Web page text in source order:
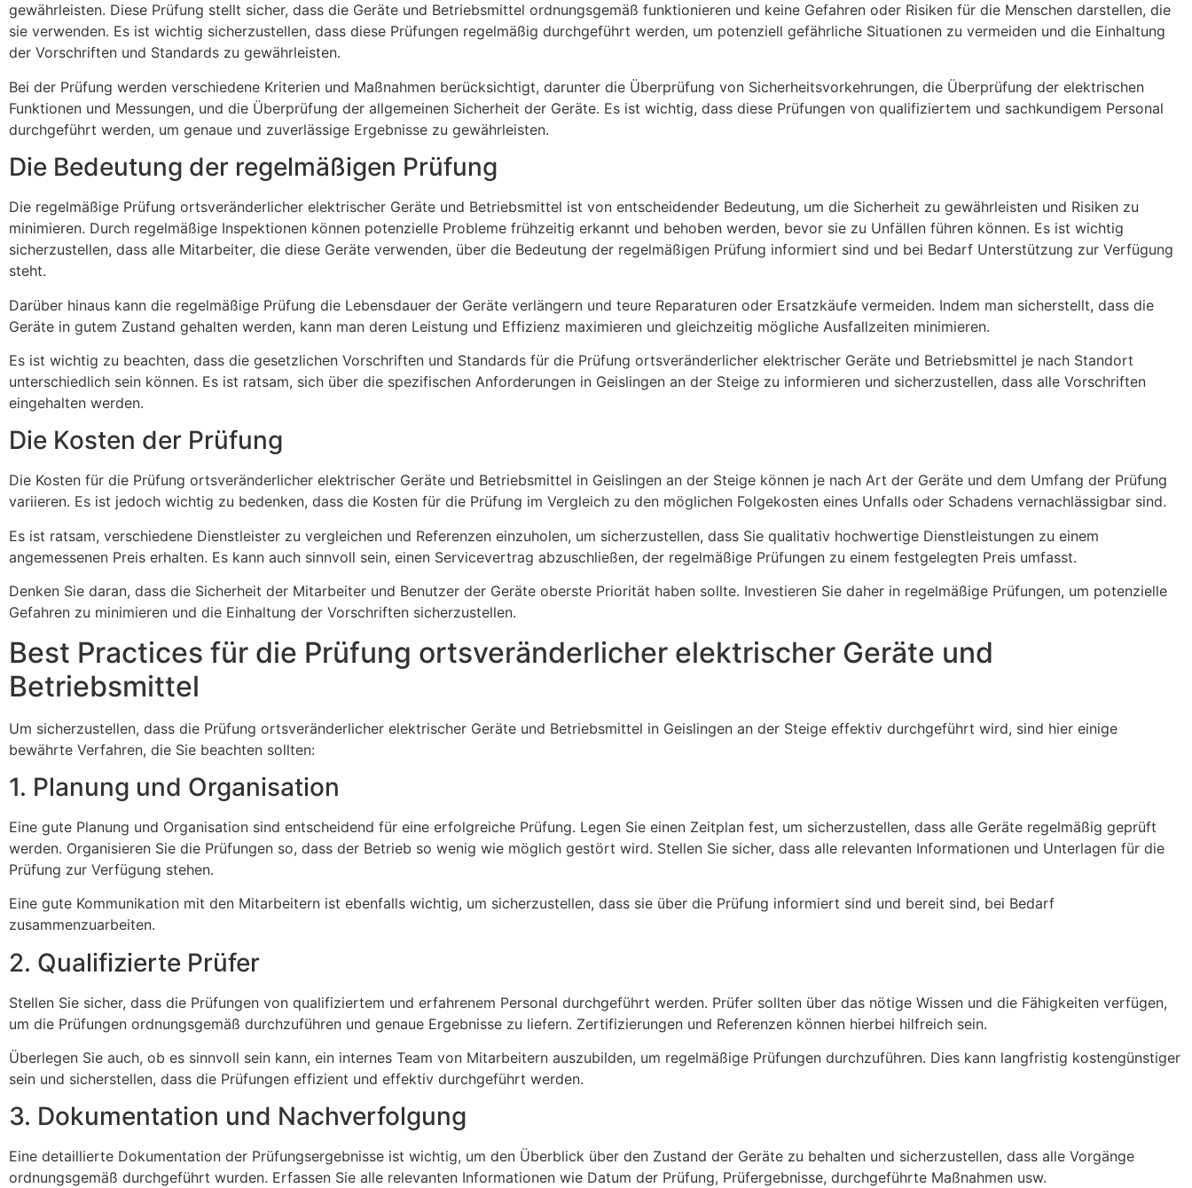
gewährleisten. Diese Prüfung stellt sicher, dass die Geräte und Betriebsmittel ordnungsgemäß funktionieren und keine Gefahren oder Risiken für die Menschen darstellen, die
sie verwenden. Es ist wichtig sicherzustellen, dass diese Prüfungen regelmäßig durchgeführt werden, um potenziell gefährliche Situationen zu vermeiden und die Einhaltung
der Vorschriften und Standards zu gewährleisten.
Bei der Prüfung werden verschiedene Kriterien und Maßnahmen berücksichtigt, darunter die Überprüfung von Sicherheitsvorkehrungen, die Überprüfung der elektrischen
Funktionen und Messungen, und die Überprüfung der allgemeinen Sicherheit der Geräte. Es ist wichtig, dass diese Prüfungen von qualifiziertem und sachkundigem Personal
durchgeführt werden, um genaue und zuverlässige Ergebnisse zu gewährleisten.
Die Bedeutung der regelmäßigen Prüfung
Die regelmäßige Prüfung ortsveränderlicher elektrischer Geräte und Betriebsmittel ist von entscheidender Bedeutung, um die Sicherheit zu gewährleisten und Risiken zu
minimieren. Durch regelmäßige Inspektionen können potenzielle Probleme frühzeitig erkannt und behoben werden, bevor sie zu Unfällen führen können. Es ist wichtig
sicherzustellen, dass alle Mitarbeiter, die diese Geräte verwenden, über die Bedeutung der regelmäßigen Prüfung informiert sind und bei Bedarf Unterstützung zur Verfügung
steht.
Darüber hinaus kann die regelmäßige Prüfung die Lebensdauer der Geräte verlängern und teure Reparaturen oder Ersatzkäufe vermeiden. Indem man sicherstellt, dass die
Geräte in gutem Zustand gehalten werden, kann man deren Leistung und Effizienz maximieren und gleichzeitig mögliche Ausfallzeiten minimieren.
Es ist wichtig zu beachten, dass die gesetzlichen Vorschriften und Standards für die Prüfung ortsveränderlicher elektrischer Geräte und Betriebsmittel je nach Standort
unterschiedlich sein können. Es ist ratsam, sich über die spezifischen Anforderungen in Geislingen an der Steige zu informieren und sicherzustellen, dass alle Vorschriften
eingehalten werden.
Die Kosten der Prüfung
Die Kosten für die Prüfung ortsveränderlicher elektrischer Geräte und Betriebsmittel in Geislingen an der Steige können je nach Art der Geräte und dem Umfang der Prüfung
variieren. Es ist jedoch wichtig zu bedenken, dass die Kosten für die Prüfung im Vergleich zu den möglichen Folgekosten eines Unfalls oder Schadens vernachlässigbar sind.
Es ist ratsam, verschiedene Dienstleister zu vergleichen und Referenzen einzuholen, um sicherzustellen, dass Sie qualitativ hochwertige Dienstleistungen zu einem
angemessenen Preis erhalten. Es kann auch sinnvoll sein, einen Servicevertrag abzuschließen, der regelmäßige Prüfungen zu einem festgelegten Preis umfasst.
Denken Sie daran, dass die Sicherheit der Mitarbeiter und Benutzer der Geräte oberste Priorität haben sollte. Investieren Sie daher in regelmäßige Prüfungen, um potenzielle
Gefahren zu minimieren und die Einhaltung der Vorschriften sicherzustellen.
Best Practices für die Prüfung ortsveränderlicher elektrischer Geräte und
Betriebsmittel
Um sicherzustellen, dass die Prüfung ortsveränderlicher elektrischer Geräte und Betriebsmittel in Geislingen an der Steige effektiv durchgeführt wird, sind hier einige
bewährte Verfahren, die Sie beachten sollten:
1. Planung und Organisation
Eine gute Planung und Organisation sind entscheidend für eine erfolgreiche Prüfung. Legen Sie einen Zeitplan fest, um sicherzustellen, dass alle Geräte regelmäßig geprüft
werden. Organisieren Sie die Prüfungen so, dass der Betrieb so wenig wie möglich gestört wird. Stellen Sie sicher, dass alle relevanten Informationen und Unterlagen für die
Prüfung zur Verfügung stehen.
Eine gute Kommunikation mit den Mitarbeitern ist ebenfalls wichtig, um sicherzustellen, dass sie über die Prüfung informiert sind und bereit sind, bei Bedarf
zusammenzuarbeiten.
2. Qualifizierte Prüfer
Stellen Sie sicher, dass die Prüfungen von qualifiziertem und erfahrenem Personal durchgeführt werden. Prüfer sollten über das nötige Wissen und die Fähigkeiten verfügen,
um die Prüfungen ordnungsgemäß durchzuführen und genaue Ergebnisse zu liefern. Zertifizierungen und Referenzen können hierbei hilfreich sein.
Überlegen Sie auch, ob es sinnvoll sein kann, ein internes Team von Mitarbeitern auszubilden, um regelmäßige Prüfungen durchzuführen. Dies kann langfristig kostengünstiger
sein und sicherstellen, dass die Prüfungen effizient und effektiv durchgeführt werden.
3. Dokumentation und Nachverfolgung
Eine detaillierte Dokumentation der Prüfungsergebnisse ist wichtig, um den Überblick über den Zustand der Geräte zu behalten und sicherzustellen, dass alle Vorgänge
ordnungsgemäß durchgeführt wurden. Erfassen Sie alle relevanten Informationen wie Datum der Prüfung, Prüfergebnisse, durchgeführte Maßnahmen usw.